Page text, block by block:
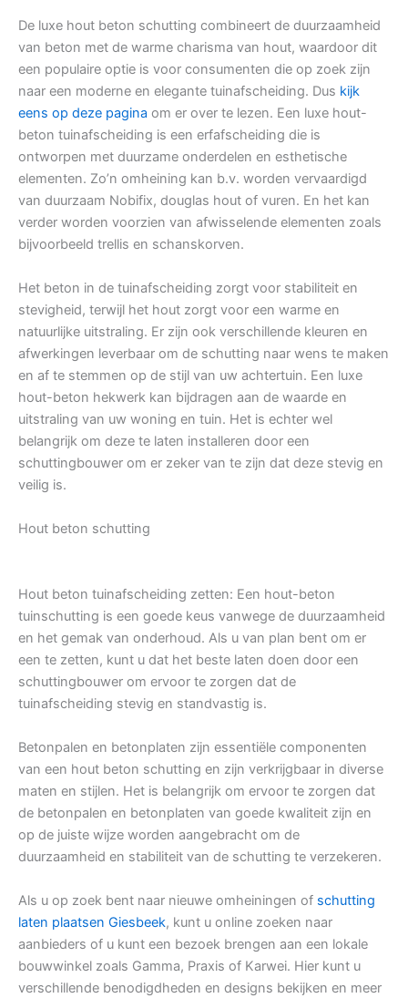
De luxe hout beton schutting combineert de duurzaamheid
van beton met de warme charisma van hout, waardoor dit
een populaire optie is voor consumenten die op zoek zijn
naar een moderne en elegante tuinafscheiding. Dus kijk
eens op deze pagina om er over te lezen. Een luxe hout-
beton tuinafscheiding is een erfafscheiding die is
ontworpen met duurzame onderdelen en esthetische
elementen. Zo’n omheining kan b.v. worden vervaardigd
van duurzaam Nobifix, douglas hout of vuren. En het kan
verder worden voorzien van afwisselende elementen zoals
bijvoorbeeld trellis en schanskorven.
Het beton in de tuinafscheiding zorgt voor stabiliteit en
stevigheid, terwijl het hout zorgt voor een warme en
natuurlijke uitstraling. Er zijn ook verschillende kleuren en
afwerkingen leverbaar om de schutting naar wens te maken
en af te stemmen op de stijl van uw achtertuin. Een luxe
hout-beton hekwerk kan bijdragen aan de waarde en
uitstraling van uw woning en tuin. Het is echter wel
belangrijk om deze te laten installeren door een
schuttingbouwer om er zeker van te zijn dat deze stevig en
veilig is.
Hout beton schutting
Hout beton tuinafscheiding zetten: Een hout-beton
tuinschutting is een goede keus vanwege de duurzaamheid
en het gemak van onderhoud. Als u van plan bent om er
een te zetten, kunt u dat het beste laten doen door een
schuttingbouwer om ervoor te zorgen dat de
tuinafscheiding stevig en standvastig is.
Betonpalen en betonplaten zijn essentiële componenten
van een hout beton schutting en zijn verkrijgbaar in diverse
maten en stijlen. Het is belangrijk om ervoor te zorgen dat
de betonpalen en betonplaten van goede kwaliteit zijn en
op de juiste wijze worden aangebracht om de
duurzaamheid en stabiliteit van de schutting te verzekeren.
Als u op zoek bent naar nieuwe omheiningen of schutting
laten plaatsen Giesbeek, kunt u online zoeken naar
aanbieders of u kunt een bezoek brengen aan een lokale
bouwwinkel zoals Gamma, Praxis of Karwei. Hier kunt u
verschillende benodigdheden en designs bekijken en meer